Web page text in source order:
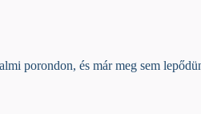
porondon, és már meg sem